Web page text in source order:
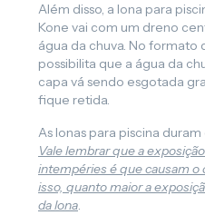
Além disso, a lona para
Kone vai com um dreno
água da chuva. No formato
possibilita que a água da
capa vá sendo esgotada
fique retida.
As lonas para piscina
Vale lembrar que a
intempéries é que causam o
isso, quanto maior a
da lona.